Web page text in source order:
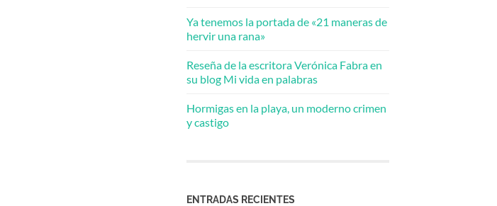
Ya tenemos la portada de «21 maneras de
hervir una rana»
Reseña de la escritora Verónica Fabra en
su blog Mi vida en palabras
Hormigas en la playa, un moderno crimen
y castigo
ENTRADAS RECIENTES